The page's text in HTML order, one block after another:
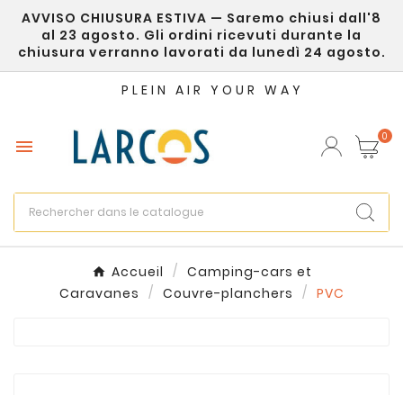
AVVISO CHIUSURA ESTIVA — Saremo chiusi dall'8
al 23 agosto. Gli ordini ricevuti durante la
chiusura verranno lavorati da lunedì 24 agosto.
PLEIN AIR YOUR WAY
 0
Accueil
Camping-cars et
Caravanes
Couvre-planchers PVC
Créer une liste d'envies ×
Nom de la liste d'envies
Annuler Créer une liste d'envies